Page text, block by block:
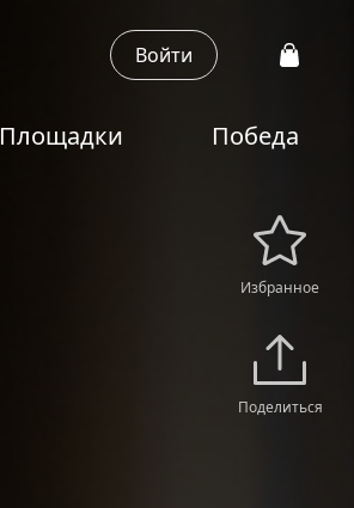
Войти
Площадки Победа
Избранное
Поделиться